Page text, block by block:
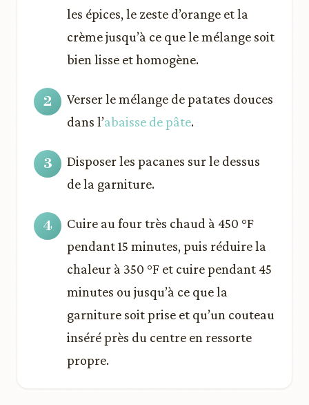
les épices, le zeste d’orange et la
crème jusqu’à ce que le mélange soit
bien lisse et homogène.
Verser le mélange de patates douces
dans l’abaisse de pâte.
Disposer les pacanes sur le dessus
de la garniture.
Cuire au four très chaud à 450 °F
pendant 15 minutes, puis réduire la
chaleur à 350 °F et cuire pendant 45
minutes ou jusqu’à ce que la
garniture soit prise et qu’un couteau
inséré près du centre en ressorte
propre.